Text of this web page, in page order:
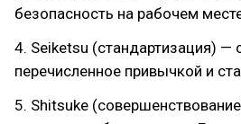
безопасность на рабочем
4. Seiketsu (стандартизация) —
перечисленное привычкой и
5. Shitsuke